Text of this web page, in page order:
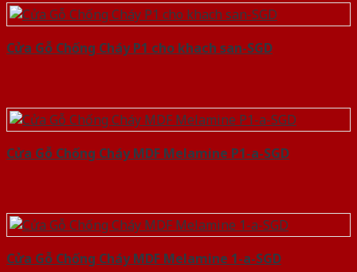
Cửa Gỗ Chống Cháy P1 cho khach san-SGD
Cửa Gỗ Chống Cháy MDF Melamine P1-a-SGD
Cửa Gỗ Chống Cháy MDF Melamine 1-a-SGD